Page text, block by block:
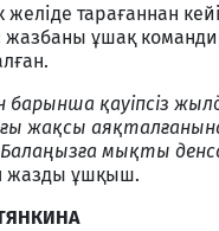
желіде тарағаннан
жазбаны ұшақ
барынша қауіпсіз
жақсы
мықты
жазды ұшқыш.